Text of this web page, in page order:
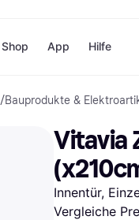
Zahlungsmethoden
Sofort bezahlen
Bezahle in 3
Teilzahlungen
Bezahle in bis zu 30
Ratenzahlung
Shop
Shops
H&M
Temu
App Hilfe
/Bauprodukte &
Vitavia
Innentür,
Vergleiche